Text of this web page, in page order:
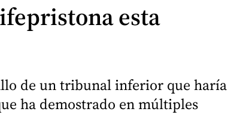
esta
de un tribunal inferior que haría
ha demostrado en múltiples